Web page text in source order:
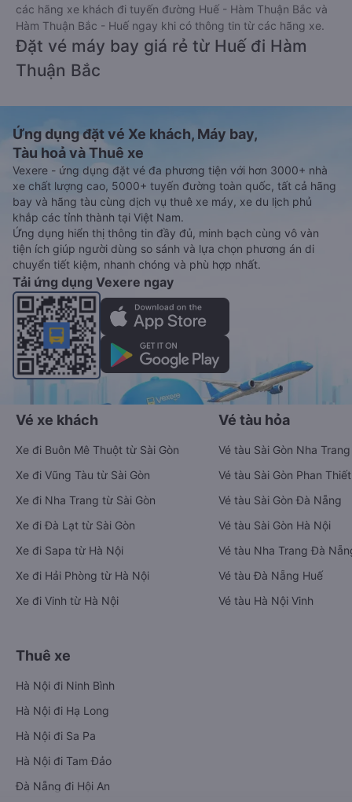
các hãng xe khách đi tuyến đường Huế - Hàm Thuận Bắc và
Hàm Thuận Bắc - Huế ngay khi có thông tin từ các hãng xe.
Đặt vé máy bay giá rẻ từ Huế đi Hàm
Thuận Bắc
Ứng dụng đặt vé Xe khách, Máy bay,
Tàu hoả và Thuê xe
Vexere - ứng dụng đặt vé đa phương tiện với hơn 3000+ nhà
xe chất lượng cao, 5000+ tuyến đường toàn quốc, tất cả hãng
bay và hãng tàu cùng dịch vụ thuê xe máy, xe du lịch phủ
khắp các tỉnh thành tại Việt Nam.
Ứng dụng hiển thị thông tin đầy đủ, minh bạch cùng vô vàn
tiện ích giúp người dùng so sánh và lựa chọn phương án di
chuyển tiết kiệm, nhanh chóng và phù hợp nhất.
Tải ứng dụng Vexere ngay
Vé xe khách
Xe đi Buôn Mê Thuột từ Sài Gòn
Xe đi Vũng Tàu từ Sài Gòn
Xe đi Nha Trang từ Sài Gòn
Xe đi Đà Lạt từ Sài Gòn
Xe đi Sapa từ Hà Nội
Xe đi Hải Phòng từ Hà Nội
Xe đi Vinh từ Hà Nội
Vé tàu hỏa
Vé tàu Sài Gòn Nha Trang
Vé tàu Sài Gòn Phan Thiết
Vé tàu Sài Gòn Đà Nẵng
Vé tàu Sài Gòn Hà Nội
Vé tàu Nha Trang Đà
Vé tàu Đà Nẵng Huế
Vé tàu Hà Nội Vinh
Thuê xe
Hà Nội đi Ninh Bình
Hà Nội đi Hạ Long
Hà Nội đi Sa Pa
Hà Nội đi Tam Đảo
Đà Nẵng đi Hội An